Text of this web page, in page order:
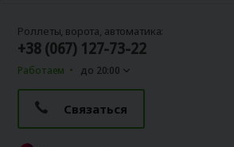
Роллеты, ворота, автоматика:
+38 (067) 127-73-22
Работаем до 20:00
Связаться